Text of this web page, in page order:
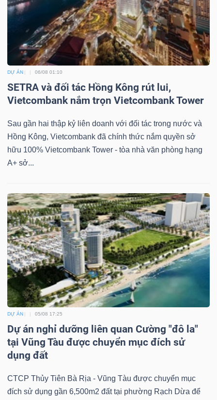
DỰ ÁN 06/08 01:10
SETRA và đối tác Hồng Kông rút lui,
Vietcombank nắm trọn Vietcombank Tower
Sau gần hai thập kỷ liên doanh với đối tác trong nước và
Hồng Kông, Vietcombank đã chính thức nắm quyền sở
hữu 100% Vietcombank Tower - tòa nhà văn phòng hạng
A+ sở...
DỰ ÁN 05/08 17:25
Dự án nghỉ dưỡng liên quan Cường "đô la"
tại Vũng Tàu được chuyển mục đích sử
dụng đất
CTCP Thủy Tiên Bà Rịa - Vũng Tàu được chuyển mục
đích sử dụng gần 6,500m2 đất tại phường Rạch Dừa để